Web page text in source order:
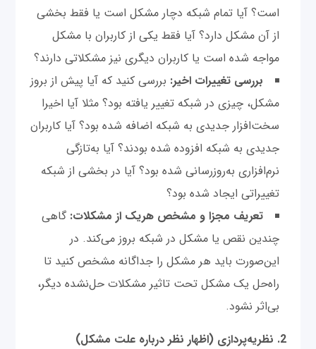
است؟ آیا تمام شبکه دچار مشکل است یا فقط بخشی
از آن مشکل دارد؟ آیا فقط یکی از کاربران با مشکل
مواجه شده است یا کاربران دیگری نیز مشکلاتی دارند؟
بررسی تغییرات اخیر: بررسی کنید که آیا پیش از بروز
مشکل، چیزی در شبکه تغییر یافته بود؟ مثلا آیا اخیرا
سخت‌افزار جدیدی به شبکه اضافه شده بود؟ آیا کاربران
جدیدی به شبکه افزوده شده‌ بودند؟ آیا به‌تازگی
نرم‌افزاری به‌روزرسانی شده بود؟ آیا در بخشی از شبکه
تغییراتی ایجاد شده بود؟
تعریف مجزا و مشخص هریک از مشکلات: گاهی
چندین نقص یا مشکل در شبکه بروز می‌کند. در
این‌صورت باید هر مشکل را جداگانه مشخص کنید تا
راه‌حل یک مشکل تحت تاثیر مشکلات حل‌نشده دیگر،
بی‌اثر نشود.
2. نظریه‌‌پردازی (اظهار نظر درباره علت مشکل)